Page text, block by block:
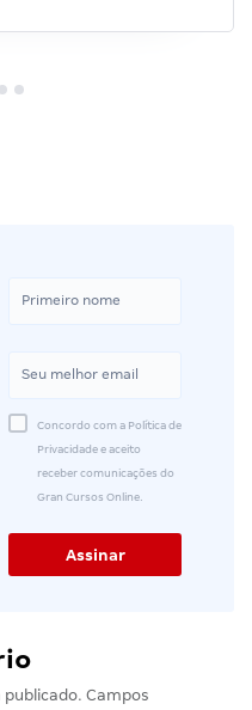
Concordo com a Política de
Privacidade e aceito
receber comunicações do
Gran Cursos Online.
Campos